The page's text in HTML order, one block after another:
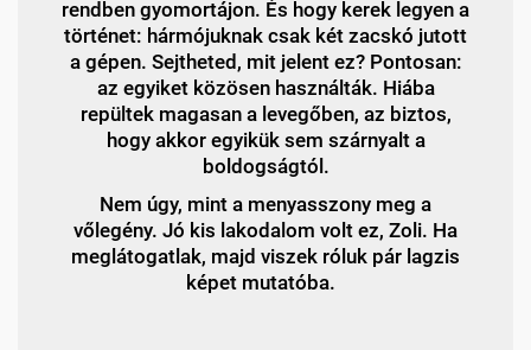
rendben gyomortájon. És hogy kerek legyen a
történet: hármójuknak csak két zacskó jutott
a gépen. Sejtheted, mit jelent ez? Pontosan:
az egyiket közösen használták. Hiába
repültek magasan a levegőben, az biztos,
hogy akkor egyikük sem szárnyalt a
boldogságtól.
Nem úgy, mint a menyasszony meg a
vőlegény. Jó kis lakodalom volt ez, Zoli. Ha
meglátogatlak, majd viszek róluk pár lagzis
képet mutatóba.